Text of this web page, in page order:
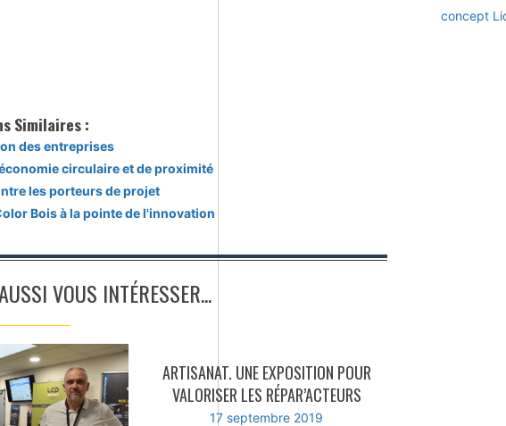
Similaires :
des entreprises
circulaire et de proximité
les porteurs de projet
Bois à la pointe de l'innovation
VOUS INTÉRESSER...
ARTISANAT. UNE EXPOSITION POUR
VALORISER LES RÉPAR’ACTEURS
17 septembre 2019
concept